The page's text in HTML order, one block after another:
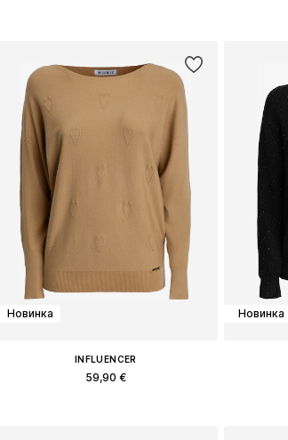
Новинка
INFLUENCER
59,90 €
Новинка